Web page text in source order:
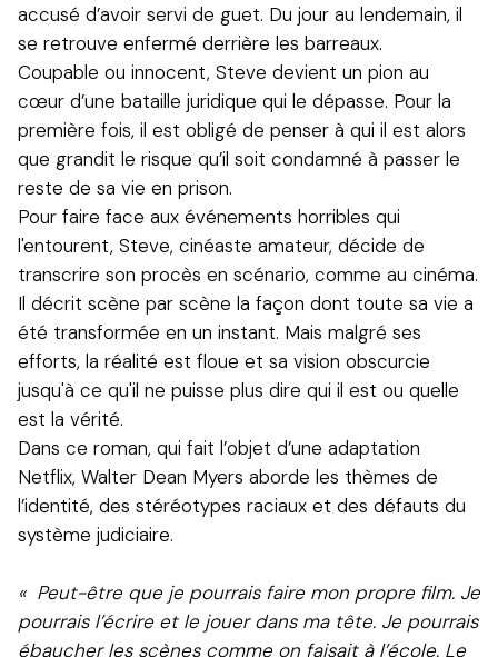
accusé d’avoir servi de guet. Du jour au lendemain, il
se retrouve enfermé derrière les barreaux.
Coupable ou innocent, Steve devient un pion au
cœur d’une bataille juridique qui le dépasse. Pour la
première fois, il est obligé de penser à qui il est alors
que grandit le risque qu’il soit condamné à passer le
reste de sa vie en prison.
Pour faire face aux événements horribles qui
l'entourent, Steve, cinéaste amateur, décide de
transcrire son procès en scénario, comme au cinéma.
Il décrit scène par scène la façon dont toute sa vie a
été transformée en un instant. Mais malgré ses
efforts, la réalité est floue et sa vision obscurcie
jusqu'à ce qu'il ne puisse plus dire qui il est ou quelle
est la vérité.
Dans ce roman, qui fait l’objet d’une adaptation
Netflix, Walter Dean Myers aborde les thèmes de
l’identité, des stéréotypes raciaux et des défauts du
système judiciaire.
« Peut-être que je pourrais faire mon propre film. Je
pourrais l’écrire et le jouer dans ma tête. Je pourrais
ébaucher les scènes comme on faisait à l’école. Le